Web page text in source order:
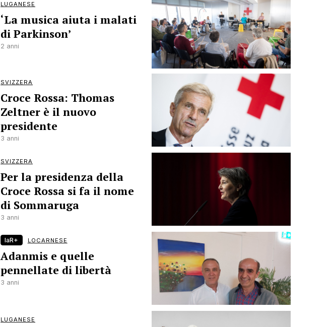
LUGANESE
‘La musica aiuta i malati
di Parkinson’
2 anni
SVIZZERA
Croce Rossa: Thomas
Zeltner è il nuovo
presidente
3 anni
SVIZZERA
Per la presidenza della
Croce Rossa si fa il nome
di Sommaruga
3 anni
laR+ LOCARNESE
Adanmis e quelle
pennellate di libertà
3 anni
LUGANESE